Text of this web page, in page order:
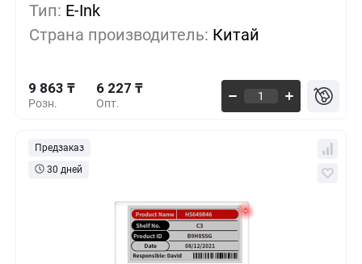
Тип: E-Ink
Страна производитель: Китай
Розн.
9 863 ₸
Опт.
6 227 ₸
500+
1000+ -30%
Предзаказ
30 дней